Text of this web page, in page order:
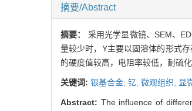
摘要/Abstract
摘要： 采用光学显微镜、SEM、
量较少时，Y主要以固溶体的形式
的硬度值较高，电阻率较低，耐硫
关键词: 银基合金, 钇, 微观组织, 显
Abstract: The influence of